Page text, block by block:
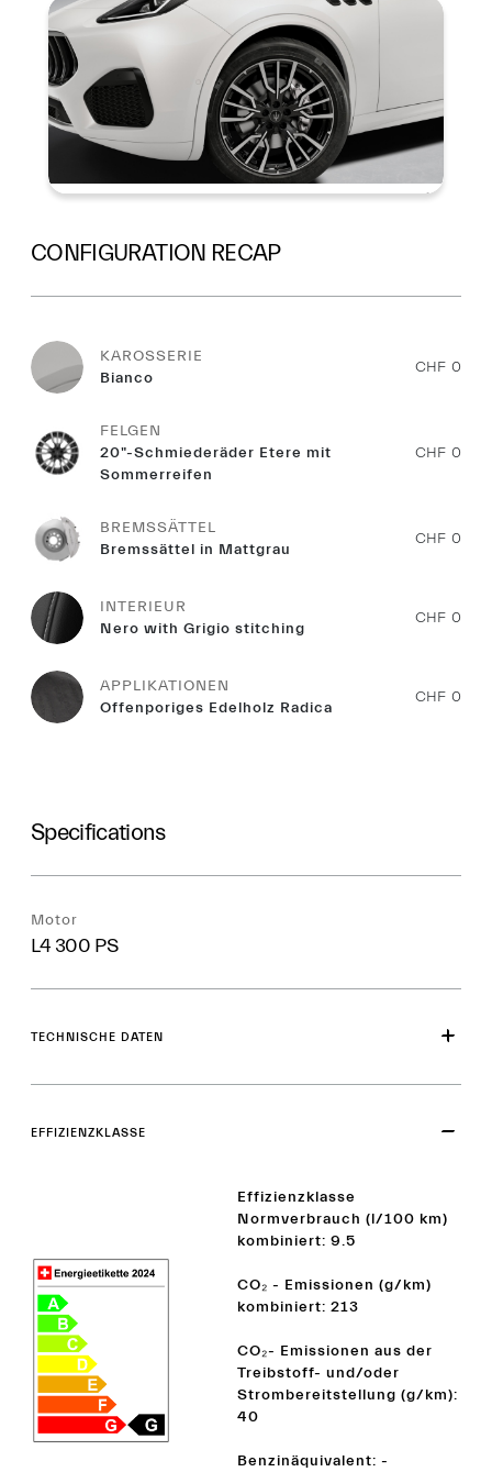
CONFIGURATION RECAP
KAROSSERIE
Bianco
CHF 0
FELGEN
20"-Schmiederäder Etere mit
Sommerreifen
CHF 0
BREMSSÄTTEL
Bremssättel in Mattgrau
CHF 0
INTERIEUR
Nero with Grigio stitching
CHF 0
APPLIKATIONEN
Offenporiges Edelholz Radica
CHF 0
Specifications
Motor
L4 300 PS
TECHNISCHE DATEN
EFFIZIENZKLASSE
Effizienzklasse
Normverbrauch (l/100 km)
kombiniert: 9.5
CO₂ - Emissionen (g/km)
kombiniert: 213
CO₂- Emissionen aus der
Treibstoff- und/oder
Strombereitstellung (g/km):
40
Benzinäquivalent: -